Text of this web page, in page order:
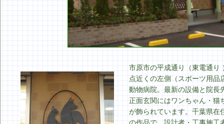
市原市の平成通り（東電通り
点近くの左側（スポーツ用品
動物病院。最新の設備と院長
正面玄関にはワンちゃん・猫
が飾られています。千葉県在